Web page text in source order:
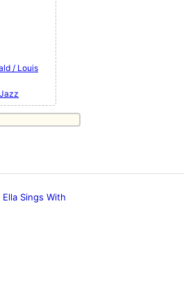
/ Louis
Ella Sings With